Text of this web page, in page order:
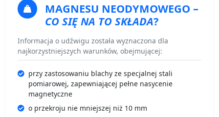
MAGNESU NEODYMOWEGO –
CO SIĘ NA TO SKŁADA?
Informacja o udźwigu została wyznaczona dla
najkorzystniejszych warunków, obejmującej:
przy zastosowaniu blachy ze specjalnej stali
pomiarowej, zapewniającej pełne nasycenie
magnetyczne
o przekroju nie mniejszej niż 10 mm